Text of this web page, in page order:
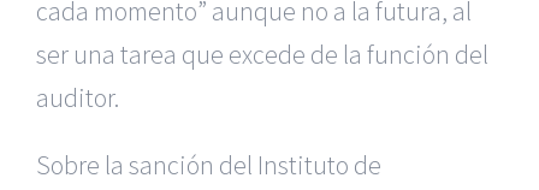
cada momento” aunque no a la futura, al
ser una tarea que excede de la función del
auditor.
Sobre la sanción del Instituto de